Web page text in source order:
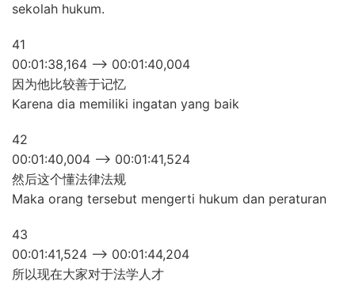
sekolah hukum.
41
00:01:38,164 –> 00:01:40,004
因为他比较善于记忆
Karena dia memiliki ingatan yang baik
42
00:01:40,004 –> 00:01:41,524
然后这个懂法律法规
Maka orang tersebut mengerti hukum dan peraturan
43
00:01:41,524 –> 00:01:44,204
所以现在大家对于法学人才